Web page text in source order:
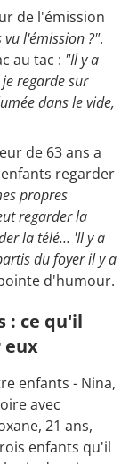
de l'émission
vu l'émission ?".
au tac : "Il y a
regarde sur
dans le vide,
de 63 ans a
regarder
propres
regarder la
la télé… 'Il y a
du foyer il y a
d'humour.
: ce qu'il
eux
enfants - Nina,
avec
21 ans,
enfants qu'il